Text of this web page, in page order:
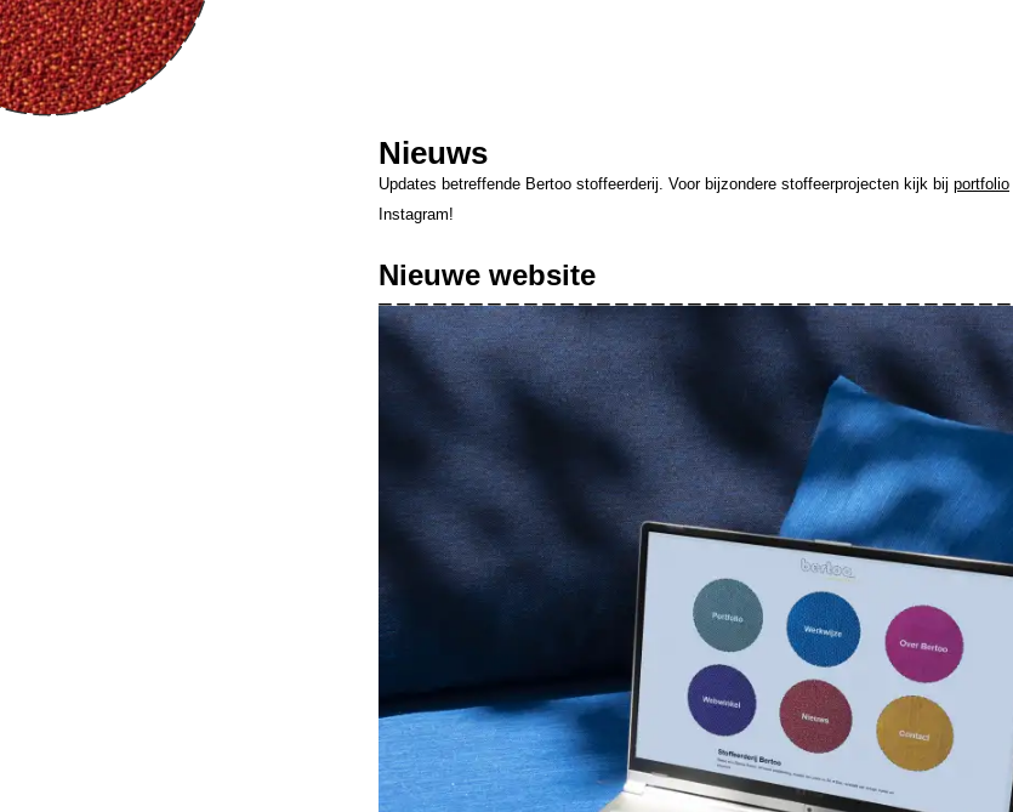
Nieuws
Updates betreffende Bertoo stoffeerderij. Voor bijzondere stoffeerprojecten kijk bij portfolio
Instagram!
Nieuwe website